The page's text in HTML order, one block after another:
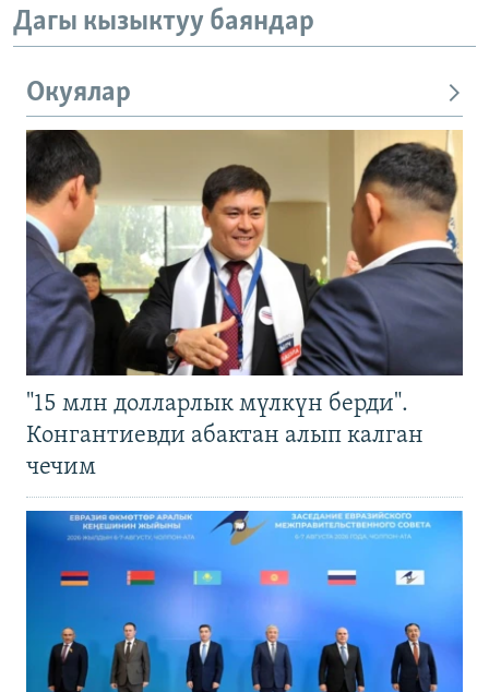
Дагы кызыктуу баяндар
Окуялар
"15 млн долларлык мүлкүн берди".
Конгантиевди абактан алып калган
чечим